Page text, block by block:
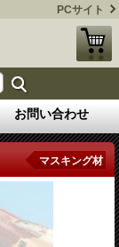
PCサイト
お問い合わせ
マスキング材